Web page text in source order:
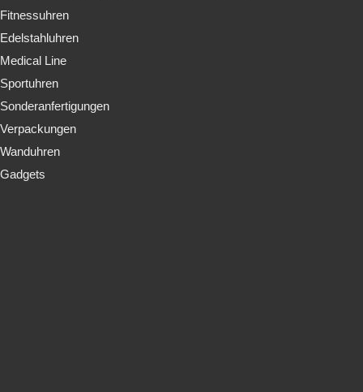
Fitnessuhren
Edelstahluhren
Medical Line
Sportuhren
Sonderanfertigungen
Verpackungen
Wanduhren
Gadgets